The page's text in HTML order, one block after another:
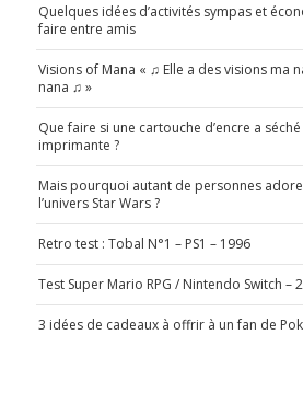
Quelques idées d’activités sympas et
faire entre amis
Visions of Mana « ♫ Elle a des visions ma
nana ♫ »
Que faire si une cartouche d’encre a
imprimante ?
Mais pourquoi autant de personnes
l’univers Star Wars ?
Retro test : Tobal N°1 – PS1 – 1996
Test Super Mario RPG / Nintendo Switch –
3 idées de cadeaux à offrir à un fan de